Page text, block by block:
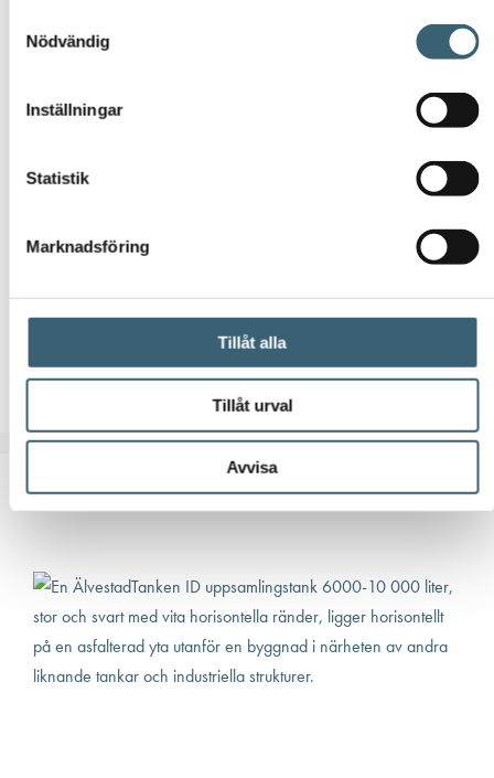
Nödvändig
Inställningar
Statistik
Marknadsföring
Tillåt alla
Tillåt urval
Avvisa
KEMIKALIETANKAR